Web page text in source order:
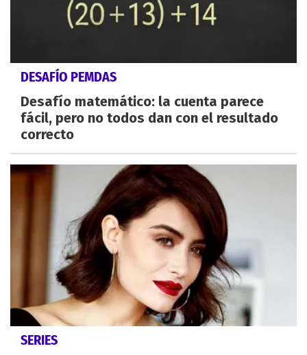
DESAFÍO PEMDAS
Desafío matemático: la cuenta parece
fácil, pero no todos dan con el resultado
correcto
SERIES